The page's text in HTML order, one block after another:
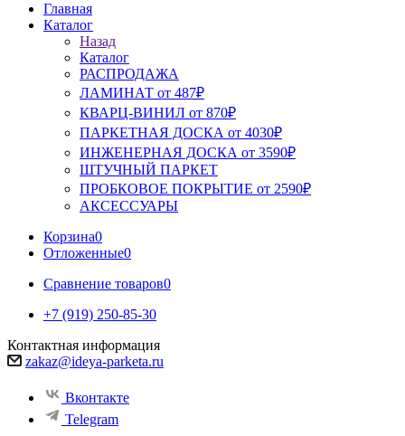
Главная
Каталог
Назад
Каталог
РАСПРОДАЖА
ЛАМИНАТ от 487₽
КВАРЦ-ВИНИЛ от 870₽
ПАРКЕТНАЯ ДОСКА от 4030₽
ИНЖЕНЕРНАЯ ДОСКА от 3590₽
ШТУЧНЫЙ ПАРКЕТ
ПРОБКОВОЕ ПОКРЫТИЕ от 2590₽
АКСЕССУАРЫ
Корзина0
Отложенные0
Сравнение товаров0
+7 (919) 250-85-30
Контактная информация
zakaz@ideya-parketa.ru
Вконтакте
Telegram